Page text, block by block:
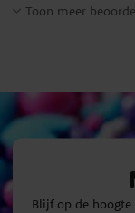
Toon meer
Blijf op de